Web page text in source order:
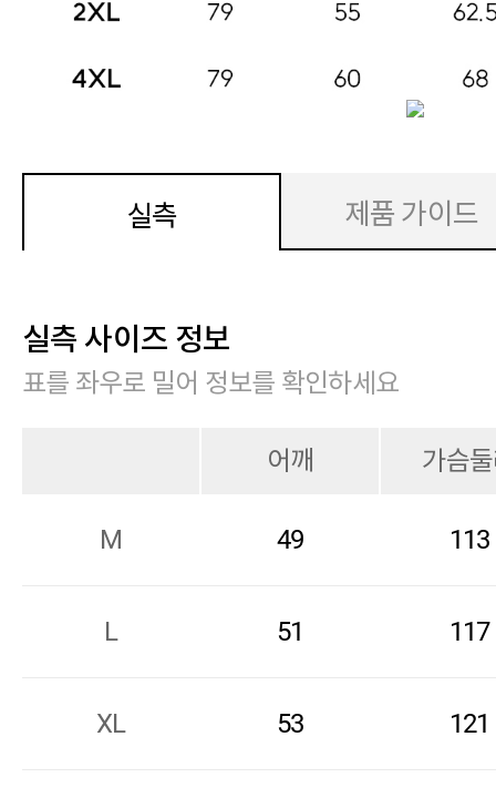
실측 제품 가이드
실측 사이즈 정보
표를 좌우로 밀어 정보를 확인하세요
어깨 가슴
M 49 113
L 51 117
XL 53 121